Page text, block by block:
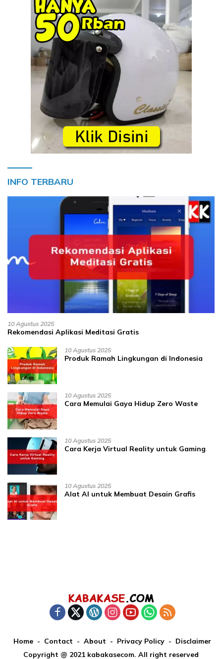
INFO TERBARU
10 Agustus 2025
Rekomendasi Aplikasi Meditasi Gratis
10 Agustus 2025
Produk Ramah Lingkungan di Indonesia
10 Agustus 2025
Cara Memulai Gaya Hidup Zero Waste
10 Agustus 2025
Cara Kerja Virtual Reality untuk Gaming
10 Agustus 2025
Alat AI untuk Membuat Desain Grafis
Home Contact About Privacy Policy
Disclaimer
Copyright @ 2021 kabakasecom. All right reserved